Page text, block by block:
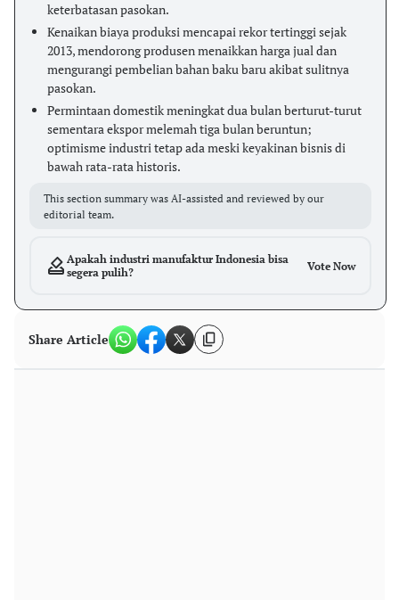
keterbatasan pasokan.
Kenaikan biaya produksi mencapai rekor tertinggi sejak
2013, mendorong produsen menaikkan harga jual dan
mengurangi pembelian bahan baku baru akibat sulitnya
pasokan.
Permintaan domestik meningkat dua bulan berturut-turut
sementara ekspor melemah tiga bulan beruntun;
optimisme industri tetap ada meski keyakinan bisnis di
bawah rata-rata historis.
This section summary was AI-assisted and reviewed by our
editorial team.
Apakah industri manufaktur Indonesia bisa
segera pulih?
Vote Now
Share Article